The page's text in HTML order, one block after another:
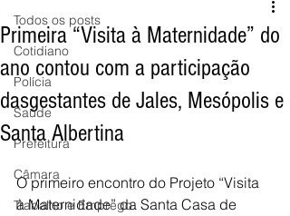
Todos os posts
Cotidiano
Polícia
Saúde
Prefeitura
Câmara
Trabalho e Emprego
Primeira “Visita à Maternidade” do
ano contou com a participação
dasgestantes de Jales, Mesópolis e
Santa Albertina
O primeiro encontro do Projeto “Visita
à Maternidade” da Santa Casa de